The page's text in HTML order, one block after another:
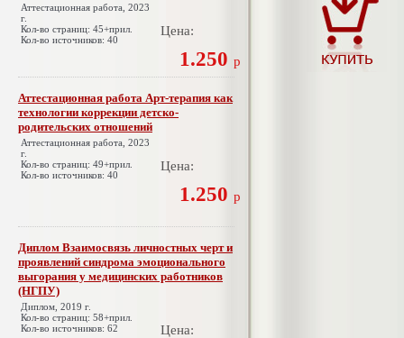
Аттестационная работа, 2023
г.
Кол-во страниц: 45+прил.
Кол-во источников: 40
Цена:
1.250 р
Аттестационная работа Арт-терапия как
технологии коррекции детско-
родительских отношений
Аттестационная работа, 2023
г.
Кол-во страниц: 49+прил.
Кол-во источников: 40
Цена:
1.250 р
Диплом Взаимосвязь личностных черт и
проявлений синдрома эмоционального
выгорания у медицинских работников
(НГПУ)
Диплом, 2019 г.
Кол-во страниц: 58+прил.
Кол-во источников: 62
Цена: